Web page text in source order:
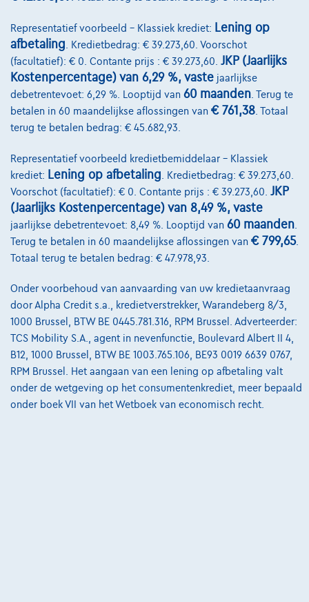
Volkswagen Golf
R-Line | 1.5 TSI 150cv | Carplay | Caméra | GPS | Led Matrix
€27.490 1
Vanaf€536,11/maand
met een laatste maandaflossing
van€7.408,61
Ontdek het volledige cijfervoorbeeld
Autosphere Center Liège
Vergelijk
Bekijk wagen
Representatief voorbeeld – Klassiek krediet: Lening op
afbetaling . Kredietbedrag: € 39.273,60. Voorschot
(facultatief): € 0. Contante prijs : € 39.273,60. JKP (Jaarlijks
Kostenpercentage) van 6,29 %, vaste jaarlijkse
debetrentevoet: 6,29 %. Looptijd van 60 maanden . Terug te
betalen in 60 maandelijkse aflossingen van € 761,38 . Totaal
terug te betalen bedrag: € 45.682,93.
Representatief voorbeeld kredietbemiddelaar – Klassiek
krediet: Lening op afbetaling . Kredietbedrag: € 39.273,60.
Voorschot (facultatief): € 0. Contante prijs : € 39.273,60. JKP
(Jaarlijks Kostenpercentage) van 8,49 %, vaste
jaarlijkse debetrentevoet: 8,49 %. Looptijd van 60 maanden
Terug te betalen in 60 maandelijkse aflossingen van € 799,65.
Totaal terug te betalen bedrag: € 47.978,93.
Onder voorbehoud van aanvaarding van uw kredietaanvraag
door Alpha Credit s.a., kredietverstrekker, Warandeberg 8/3,
1000 Brussel, BTW BE 0445.781.316, RPM Brussel. Adverteerder:
TCS Mobility S.A., agent in nevenfunctie, Boulevard Albert II 4,
B12, 1000 Brussel, BTW BE 1003.765.106, BE93 0019 6639 0767,
RPM Brussel. Het aangaan van een lening op afbetaling valt
onder de wetgeving op het consumentenkrediet, meer bepaald
onder boek VII van het Wetboek van economisch recht.